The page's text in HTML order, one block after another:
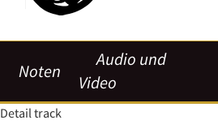
Noten
Audio und
Video
Detail track